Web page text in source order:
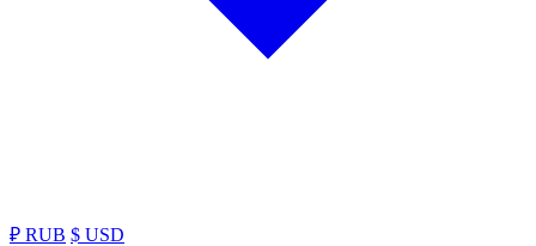
₽ RUB $ USD